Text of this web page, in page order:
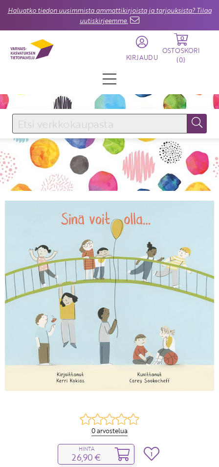
Haluatko tiedon uusimmista ammattikirjoista ja tarjouksista? Tilaa
uutiskirjeemme.
KIRJAUDU
0
OSTOSKORI
(0)
KIRJAUDU SISÄÄN
Käyttäjätunnus
Salasana
Unohtuiko salasana?
Etkö ole vielä Varhaiskasvatuksen Tietopalvelun
jäsen?
Liity tästä!
0 arvostelua
HINTA
26,90 € 1